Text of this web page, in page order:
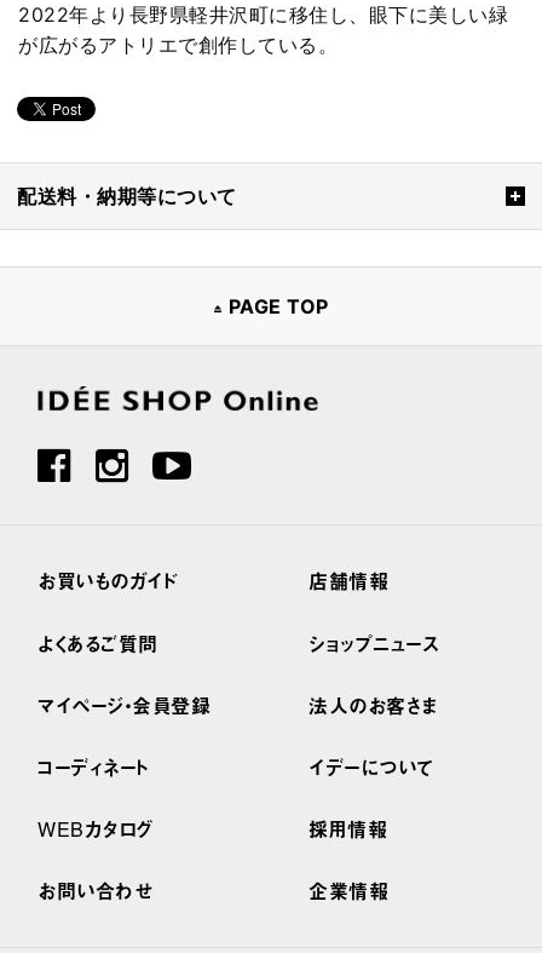
2022年より長野県軽井沢町に移住し、眼下に美しい緑
が広がるアトリエで創作している。
配送料・納期等について
PAGE TOP
お買いものガイド
よくあるご質問
マイページ・会員登録
コーディネート
WEBカタログ
お問い合わせ
店舗情報
ショップニュース
法人のお客さま
イデーについて
採用情報
企業情報